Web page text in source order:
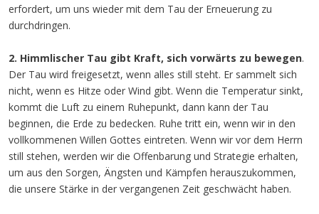
erfordert, um uns wieder mit dem Tau der Erneuerung zu
durchdringen.
2. Himmlischer Tau gibt Kraft, sich vorwärts zu bewegen.
Der Tau wird freigesetzt, wenn alles still steht. Er sammelt sich
nicht, wenn es Hitze oder Wind gibt. Wenn die Temperatur sinkt,
kommt die Luft zu einem Ruhepunkt, dann kann der Tau
beginnen, die Erde zu bedecken. Ruhe tritt ein, wenn wir in den
vollkommenen Willen Gottes eintreten. Wenn wir vor dem Herrn
still stehen, werden wir die Offenbarung und Strategie erhalten,
um aus den Sorgen, Ängsten und Kämpfen herauszukommen,
die unsere Stärke in der vergangenen Zeit geschwächt haben.